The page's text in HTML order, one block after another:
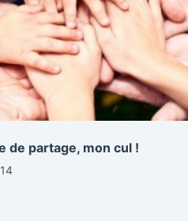
de partage, mon cul !